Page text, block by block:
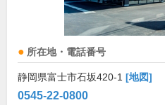
所在地・電話番号
静岡県富士市石坂420-1 [地図]
0545-22-0800